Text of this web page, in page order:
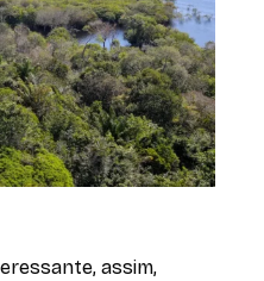
assim,